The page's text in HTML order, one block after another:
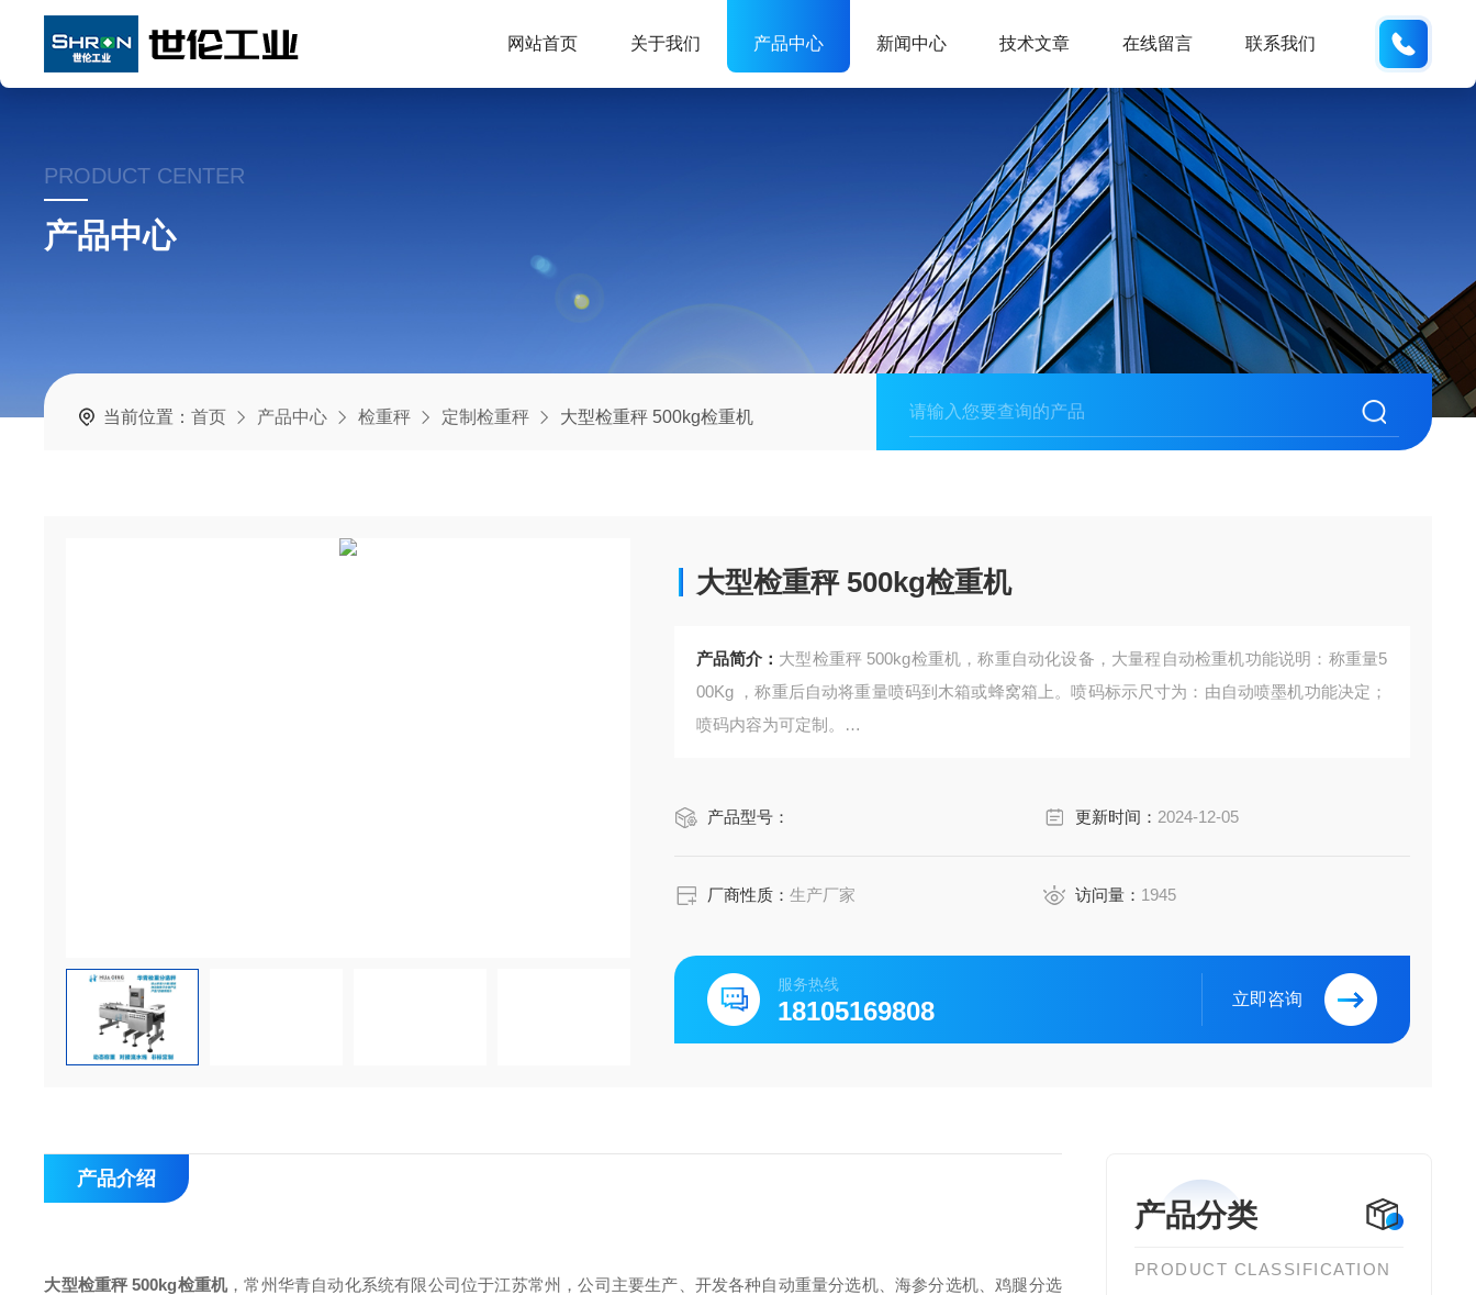
网站首页 关于我们 产品中心 新闻中心 技术文章 在线留言 联系我们
PRODUCT CENTER
产品中心
当前位置：首页 产品中心 检重秤 定制检重秤 大型检重秤 500kg检重机
大型检重秤 500kg检重机
产品简介： 大型检重秤 500kg检重机，称重自动化设备，大量程自动检重机功能说明：称重量5
00Kg ，称重后自动将重量喷码到木箱或蜂窝箱上。喷码标示尺寸为：由自动喷墨机功能决定；
喷码内容为可定制。
mm，滚筒承载面高出线体两侧框架不小于 5mm；
产品型号： 更新时间： 2024-12-05
厂商性质：生产厂家 访问量： 1945
服务热线
18105169808 立即咨询
产品分类
PRODUCT CLASSIFICATION
产品介绍
大型检重秤 500kg检重机，常州华青自动化系统有限公司位于江苏常州，公司主要生产、开发各种自动重量分选机、海参分选机、鸡腿分选